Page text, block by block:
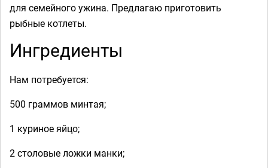
для семейного ужина. Предлагаю приготовить
рыбные котлеты.
Ингредиенты
Нам потребуется:
500 граммов минтая;
1 куриное яйцо;
2 столовые ложки манки;